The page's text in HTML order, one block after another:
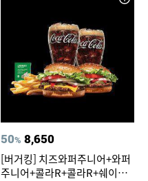
50% 8,650
[버거킹] 치즈와퍼주니어+와퍼
주니어+콜라R+콜라R+쉐이킹